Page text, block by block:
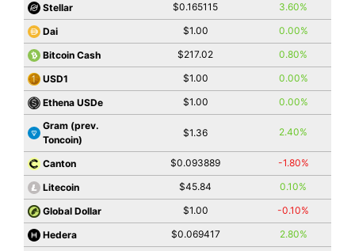
Stellar $0.165115 3.60%
Dai $1.00 0.00%
Bitcoin Cash $217.02 0.80%
USD1 $1.00 0.00%
Ethena USDe $1.00
0.00%
Gram (prev.
Toncoin)
$1.36 2.40%
Canton $0.093889 -1.80%
Litecoin $45.84 0.10%
Global Dollar $1.00 -0.10%
Hedera $0.069417 2.80%